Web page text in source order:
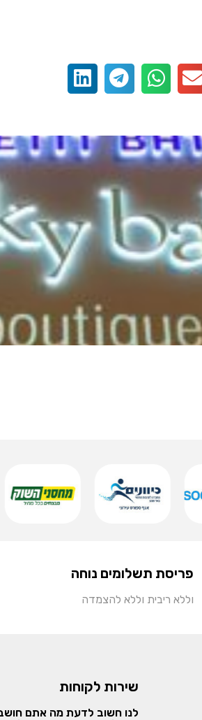
פריסת תשלומים נוחה
וללא ריבית וללא להצמדה
שירות לקוחות
לנו חשוב לדעת מה אתם